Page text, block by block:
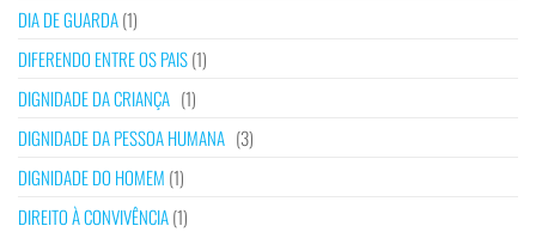
DIA DE GUARDA(1)
DIFERENDO ENTRE OS PAIS(1)
DIGNIDADE DA CRIANÇA (1)
DIGNIDADE DA PESSOA HUMANA (3)
DIGNIDADE DO HOMEM (1)
DIREITO À CONVIVÊNCIA(1)